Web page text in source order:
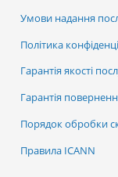
Умови надання
Політика
Гарантія якості
Гарантія
Порядок обробки
Правила ICANN